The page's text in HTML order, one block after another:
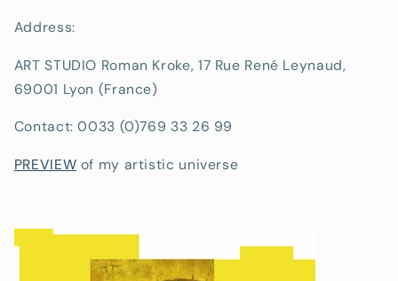
Address:
ART STUDIO Roman Kroke, 17 Rue René Leynaud,
69001 Lyon (France)
Contact: 0033 (0)769 33 26 99
PREVIEW of my artistic universe